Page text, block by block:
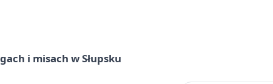
i misach w Słupsku